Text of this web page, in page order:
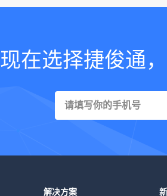
现在选择捷俊通
解决方案